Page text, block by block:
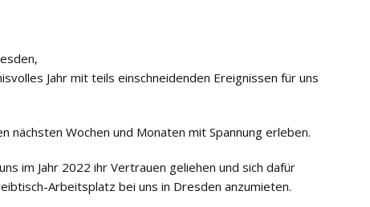
Jahr mit teils einschneidenden Ereignissen für uns
Wochen und Monaten mit Spannung erleben.
im Jahr 2022 ihr Vertrauen geliehen und sich dafür
Arbeitsplatz bei uns in Dresden anzumieten.